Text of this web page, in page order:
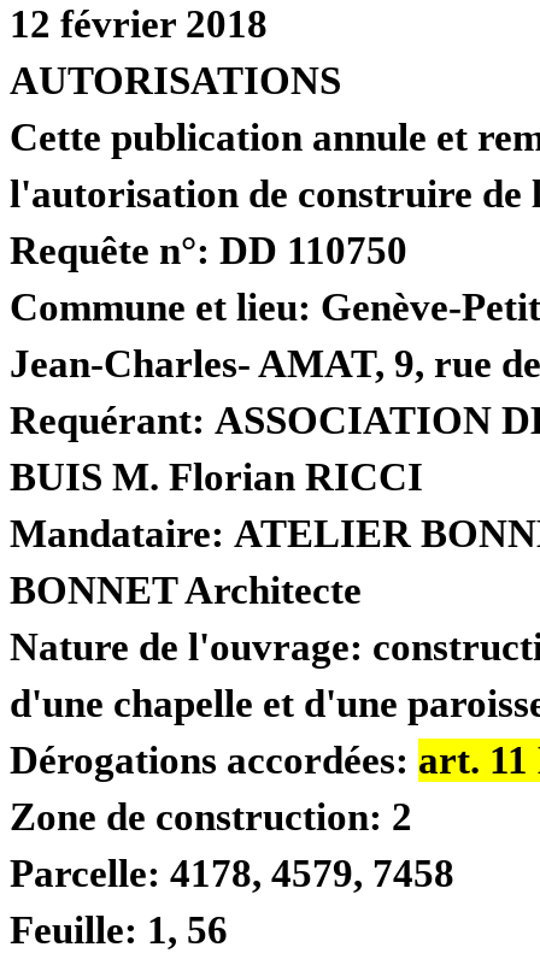
12 février 2018
AUTORISATIONS
Cette publication annule et
l'autorisation de construire de
Requête n°: DD 110750
Commune et lieu: Genève-
Jean-Charles- AMAT, 9, rue
Requérant: ASSOCIATION
BUIS M. Florian RICCI
Mandataire: ATELIER
BONNET Architecte
Nature de l'ouvrage:
d'une chapelle et d'une
Dérogations accordées: art.
Zone de construction: 2
Parcelle: 4178, 4579, 7458
Feuille: 1, 56